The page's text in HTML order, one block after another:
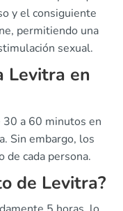
y el consiguiente
permitiendo una
sexual.
Levitra en
30 a 60 minutos en
Sin embargo, los
de cada persona.
de Levitra?